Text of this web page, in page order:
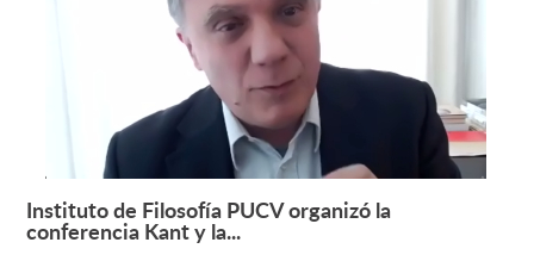
Leer más +
Instituto de Filosofía PUCV organizó la
conferencia Kant y la...